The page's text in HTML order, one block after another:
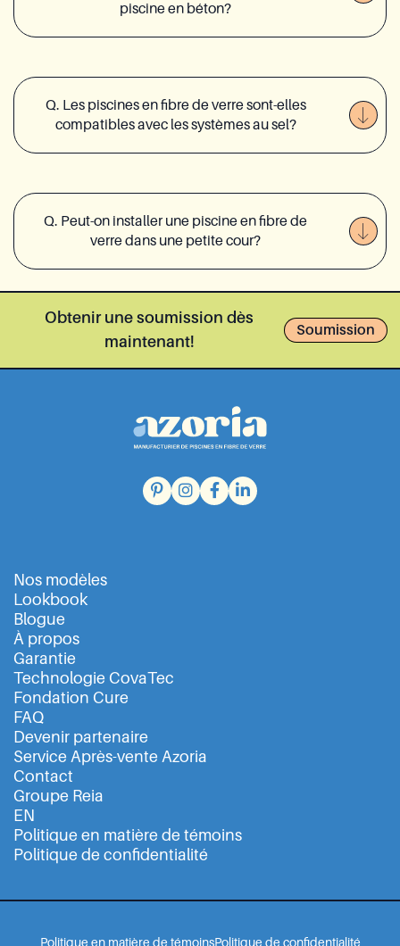
piscine en béton?
Q. Les piscines en fibre de verre sont-elles
compatibles avec les systèmes au sel?
Q. Peut-on installer une piscine en fibre de
verre dans une petite cour?
Obtenir une soumission dès
maintenant!
Soumission
Nos modèles
Lookbook
Blogue
À propos
Garantie
Technologie CovaTec
Fondation Cure
FAQ
Devenir partenaire
Service Après-vente Azoria
Contact
Groupe Reia
EN
Politique en matière de témoins
Politique de confidentialité
Politique en matière de témoinsPolitique de confidentialité